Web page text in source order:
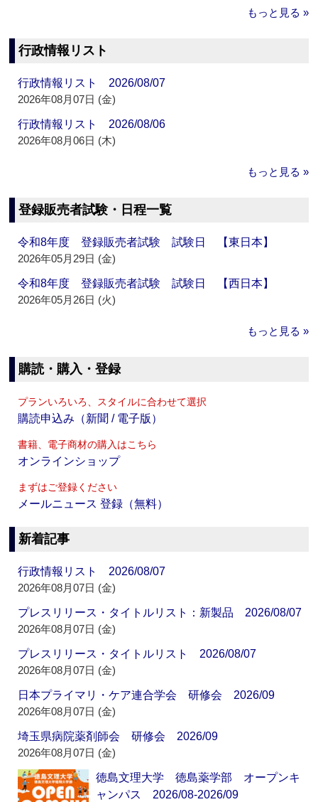
もっと見る »
行政情報リスト
行政情報リスト 2026/08/07
2026年08月07日 (金)
行政情報リスト 2026/08/06
2026年08月06日 (木)
もっと見る »
登録販売者試験・日程一覧
令和8年度 登録販売者試験 試験日 【東日本】
2026年05月29日 (金)
令和8年度 登録販売者試験 試験日 【西日本】
2026年05月26日 (火)
もっと見る »
購読・購入・登録
プランいろいろ、スタイルに合わせて選択
購読申込み（新聞 / 電子版）
書籍、電子商材の購入はこちら
オンラインショップ
まずはご登録ください
メールニュース 登録（無料）
新着記事
行政情報リスト 2026/08/07
2026年08月07日 (金)
プレスリリース・タイトルリスト：新製品 2026/08/07
2026年08月07日 (金)
プレスリリース・タイトルリスト 2026/08/07
2026年08月07日 (金)
日本プライマリ・ケア連合学会 研修会 2026/09
2026年08月07日 (金)
埼玉県病院薬剤師会 研修会 2026/09
2026年08月07日 (金)
徳島文理大学 徳島薬学部 オープンキ
ャンパス 2026/08-2026/09